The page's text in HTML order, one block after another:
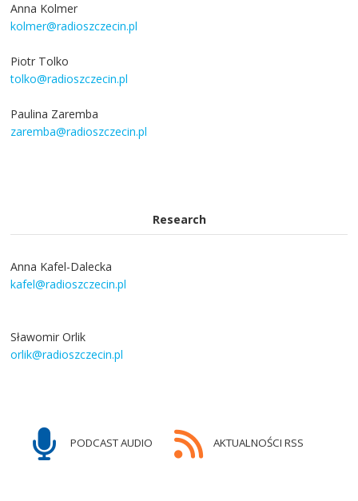
Anna Kolmer
kolmer@radioszczecin.pl
Piotr Tolko
tolko@radioszczecin.pl
Paulina Zaremba
zaremba@radioszczecin.pl
Research
Anna Kafel-Dalecka
kafel@radioszczecin.pl
Sławomir Orlik
orlik@radioszczecin.pl
PODCAST AUDIO AKTUALNOŚCI RSS